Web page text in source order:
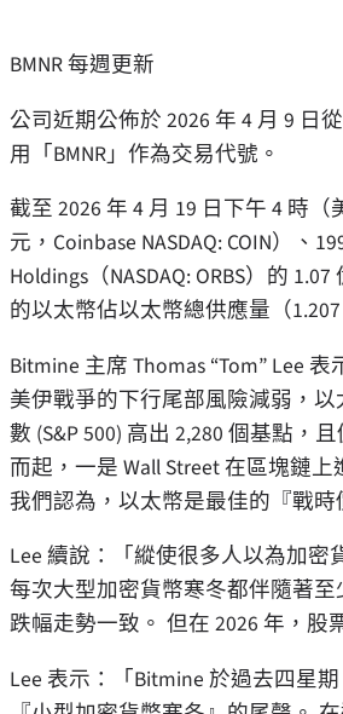
BMNR 每週更新
公司近期公佈於 2026 年 4 月 9 日
用「BMNR」作為交易代號。
截至 2026 年 4 月 19 日下午 4 時
元，Coinbase NASDAQ: COIN）、
Holdings（NASDAQ: ORBS）的
的以太幣佔以太幣總供應量（1.207
Bitmine 主席 Thomas “Tom” Lee
美伊戰爭的下行尾部風險減弱，
數 (S&P 500) 高出 2,280 個基點
而起，一是 Wall Street 在區塊鏈
我們認為，以太幣是最佳的『戰
Lee 續說：「縱使很多人以為加密
每次大型加密貨幣寒冬都伴隨著至
跌幅走勢一致。 但在 2026 年，股
Lee 表示：「Bitmine 於過去四星